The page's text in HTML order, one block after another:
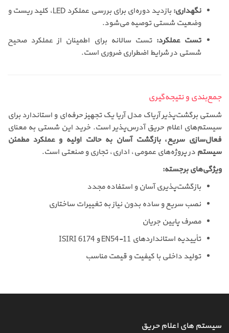
نگهداری:
بازدید دوره‌ای برای بررسی عملکرد LED، کلید ریست و
وضعیت شستی توصیه می‌شود.
تست عملکرد: تست سالانه برای اطمینان از عملکرد صحیح
شستی در شرایط اضطراری ضروری است.
جمع‌بندی و نتیجه‌گیری
شستی برگشت‌پذیر آریاک مدل آریا یک تجهیز حرفه‌ای و استاندارد برای
سیستم‌های اعلام حریق آدرس‌پذیر است. خرید این شستی به معنای
فعال‌سازی سریع، بازگشت آسان به حالت اولیه و عملکرد مطمئن
سیستم در پروژه‌های عمومی، اداری، تجاری و صنعتی است.
ویژگی‌های برجسته:
بازگشت‌پذیری آسان و استفاده مجدد
نصب سریع و ساده بدون نیاز به تغییرات ساختاری
مصرف پایین جریان
تأییدیه استانداردهای EN54-11 و ISIRI 6174
تولید داخلی با کیفیت و قیمت مناسب
سیستم های اعلام حریق